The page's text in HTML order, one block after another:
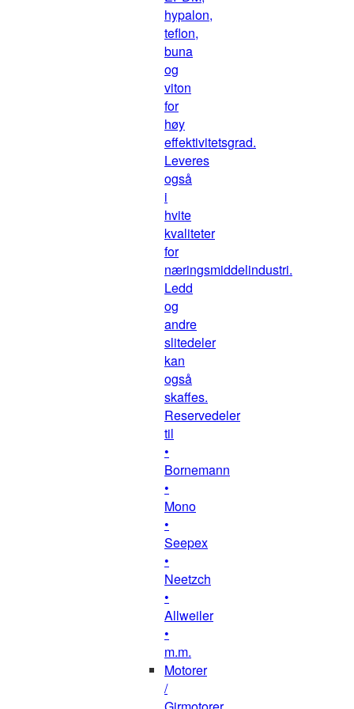
hypalon,
teflon,
buna
og
viton
for
høy
effektivitetsgrad.
Leveres
også
i
hvite
kvaliteter
for
næringsmiddelindustri.
Ledd
og
andre
slitedeler
kan
også
skaffes.
Reservedeler
til
•
Bornemann
•
Mono
•
Seepex
•
Neetzch
•
Allweiler
•
m.m.
Motorer
/